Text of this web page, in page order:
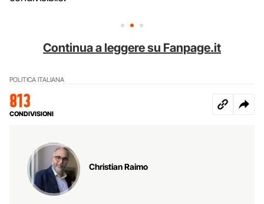
Continua a leggere su Fanpage.it
POLITICA ITALIANA
813
CONDIVISIONI
Christian Raimo